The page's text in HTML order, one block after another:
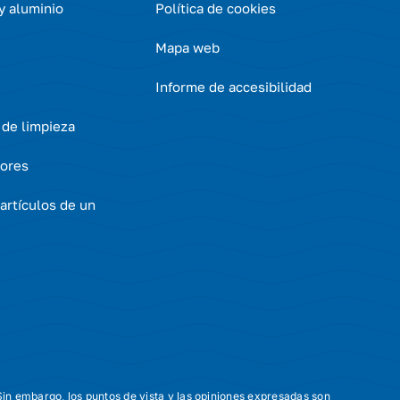
aluminio
limpieza
de un
Política de cookies
Mapa web
Informe de accesibilidad
embargo, los puntos de vista y las opiniones expresadas son